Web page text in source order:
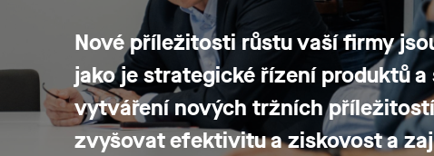
Nové příležitosti růstu vaší firmy
jako je strategické řízení produktů
vytváření nových tržních
zvyšovat efektivitu a ziskovost a